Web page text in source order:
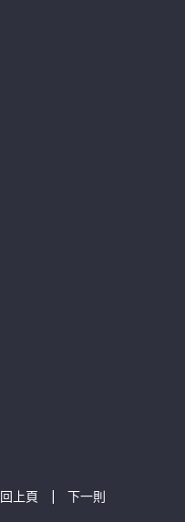
回上頁 | 下一則